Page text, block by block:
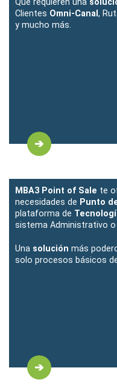
Clientes Omni-Canal ,
y mucho más.
MBA3 Point of Sale te
necesidades de Punto
plataforma de
sistema Administrativo o
Una solución más
solo procesos básicos